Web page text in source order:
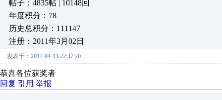
帖子：4835帖 | 10148回
年度积分：78
历史总积分：111147
注册：2011年3月02日
发表于：2017-04-13 22:37:20
恭喜各位获奖者
回复 引用 举报